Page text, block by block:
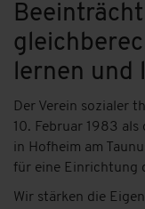
lernen und
Der Verein sozialer
10. Februar 1983
in Hofheim am
für eine Einrichtung
Wir stärken die